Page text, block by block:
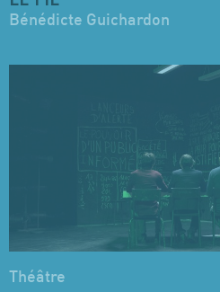
Bénédicte Guichardon
Théâtre